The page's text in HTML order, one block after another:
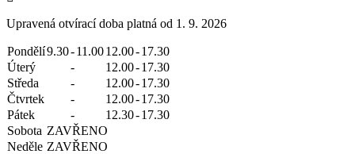
Upravená otvírací doba platná od 1. 9. 2026
Pondělí9.30-11.0012.00-17.30
Úterý
- 12.00-17.30
Středa
- 12.00-17.30
Čtvrtek
- 12.00-17.30
Pátek
- 12.30-17.30
Sobota ZAVŘENO
Neděle ZAVŘENO